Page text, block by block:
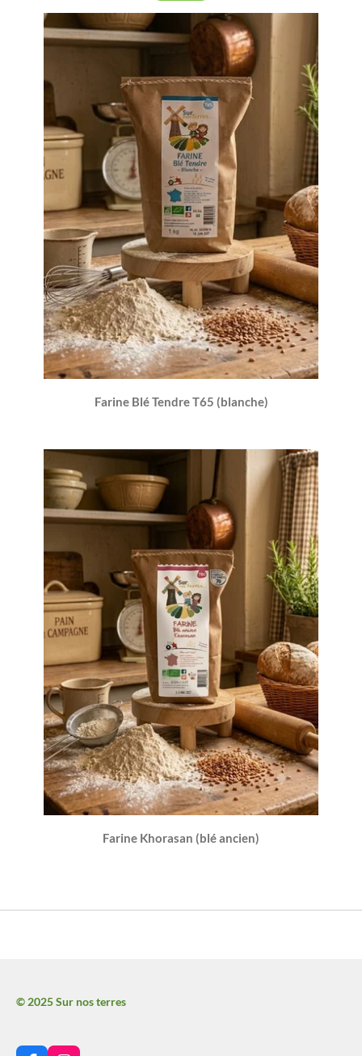
Farine Blé Tendre T65 (blanche)
Farine Khorasan (blé ancien)
© 2025 Sur nos terres